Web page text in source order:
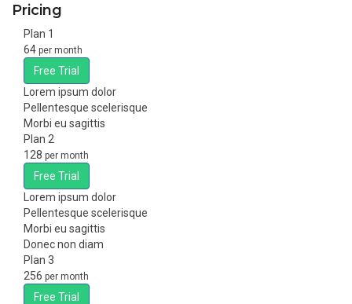
Pricing
Plan 1
64 per month
Free Trial
Lorem ipsum dolor
Pellentesque scelerisque
Morbi eu sagittis
Plan 2
128 per month
Free Trial
Lorem ipsum dolor
Pellentesque scelerisque
Morbi eu sagittis
Donec non diam
Plan 3
256 per month
Free Trial